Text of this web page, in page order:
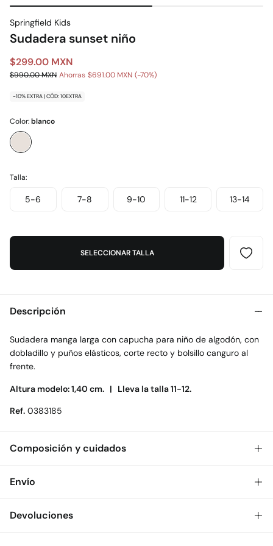
Springfield Kids
Sudadera sunset niño
$299.00 MXN
$990.00 MXN Ahorras $691.00 MXN 70
-10% EXTRA | CÓD: 10EXTRA
Color:blanco
Talla:
5-6 7-8 9-10 11-12 13-14
SELECCIONAR TALLA
Descripción
Sudadera manga larga con capucha para niño de algodón, con
dobladillo y puños elásticos, corte recto y bolsillo canguro al
frente.
Altura modelo: 1,40 cm. | Lleva la talla 11-12.
Ref. 0383185
Composición y cuidados
Composición
Cuidados
Envío
Envío a tienda: 2-5 días.
Devoluciones